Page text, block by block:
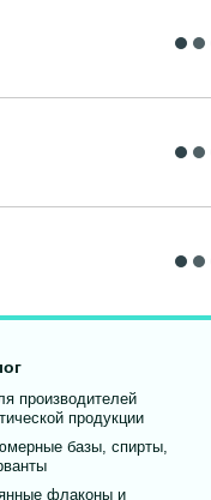
производителей
продукции
базы, спирты,
флаконы и